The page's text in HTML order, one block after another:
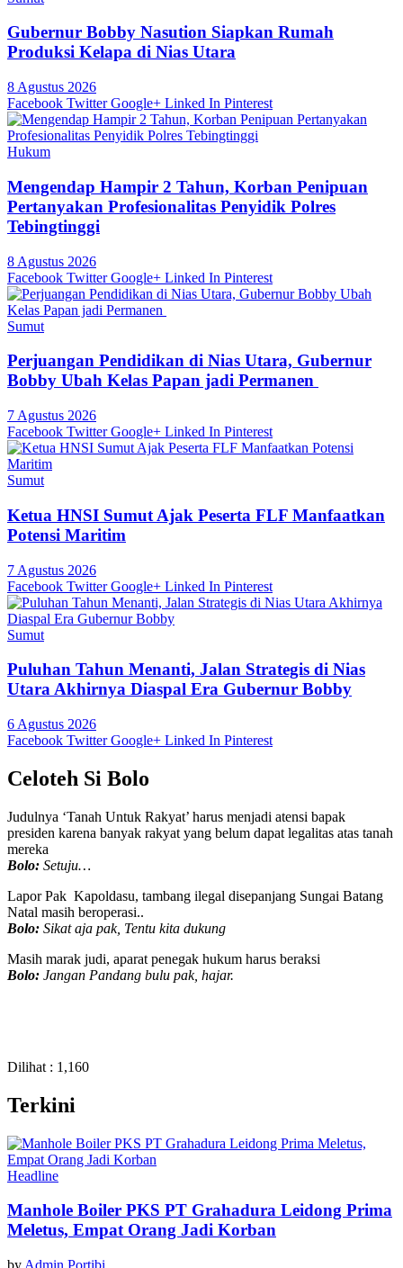
Gubernur Bobby Nasution Siapkan Rumah
Produksi Kelapa di Nias Utara
8 Agustus 2026
Facebook Twitter Google+ Linked In Pinterest
Hukum
Mengendap Hampir 2 Tahun, Korban Penipuan
Pertanyakan Profesionalitas Penyidik Polres
Tebingtinggi
8 Agustus 2026
Facebook Twitter Google+ Linked In Pinterest
Sumut
Perjuangan Pendidikan di Nias Utara, Gubernur
Bobby Ubah Kelas Papan jadi Permanen
7 Agustus 2026
Facebook Twitter Google+ Linked In Pinterest
Sumut
Ketua HNSI Sumut Ajak Peserta FLF Manfaatkan
Potensi Maritim
7 Agustus 2026
Facebook Twitter Google+ Linked In Pinterest
Sumut
Puluhan Tahun Menanti, Jalan Strategis di Nias
Utara Akhirnya Diaspal Era Gubernur Bobby
6 Agustus 2026
Facebook Twitter Google+ Linked In Pinterest
Celoteh Si Bolo
Judulnya ‘Tanah Untuk Rakyat’ harus menjadi atensi bapak
presiden karena banyak rakyat yang belum dapat legalitas atas tanah
mereka
Bolo: Setuju…
Lapor Pak Kapoldasu, tambang ilegal disepanjang Sungai Batang
Natal masih beroperasi..
Bolo: Sikat aja pak, Tentu kita dukung
Masih marak judi, aparat penegak hukum harus beraksi
Bolo: Jangan Pandang bulu pak, hajar.
Dilihat : 1,160
Terkini
Headline
Manhole Boiler PKS PT Grahadura Leidong Prima
Meletus, Empat Orang Jadi Korban
by Admin Portibi